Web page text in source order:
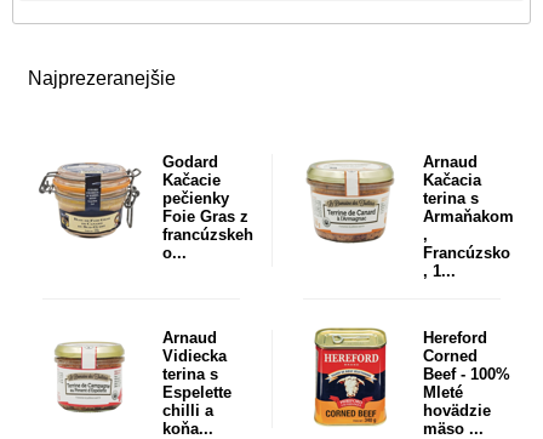
Najprezeranejšie
Godard
Kačacie
pečienky
Foie Gras z
francúzskeh
o...
Arnaud
Kačacia
terina s
Armaňakom
,
Francúzsko
, 1...
Arnaud
Vidiecka
terina s
Espelette
chilli a
koňa...
Hereford
Corned
Beef - 100%
Mleté
hovädzie
mäso ...